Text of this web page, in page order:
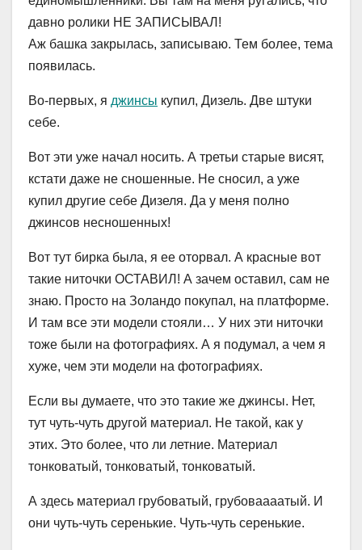
давно ролики НЕ ЗАПИСЫВАЛ!
Аж башка закрылась, записываю. Тем более, тема
появилась.
Во-первых, я джинсы купил, Дизель. Две штуки
себе.
Вот эти уже начал носить. А третьи старые висят,
кстати даже не сношенные. Не сносил, а уже
купил другие себе Дизеля. Да у меня полно
джинсов несношенных!
Вот тут бирка была, я ее оторвал. А красные вот
такие ниточки ОСТАВИЛ! А зачем оставил, сам не
знаю. Просто на Золандо покупал, на платформе.
И там все эти модели стояли… У них эти ниточки
тоже были на фотографиях. А я подумал, а чем я
хуже, чем эти модели на фотографиях.
Если вы думаете, что это такие же джинсы. Нет,
тут чуть-чуть другой материал. Не такой, как у
этих. Это более, что ли летние. Материал
тонковатый, тонковатый, тонковатый.
А здесь материал грубоватый, грубоваааатый. И
они чуть-чуть серенькие. Чуть-чуть серенькие.